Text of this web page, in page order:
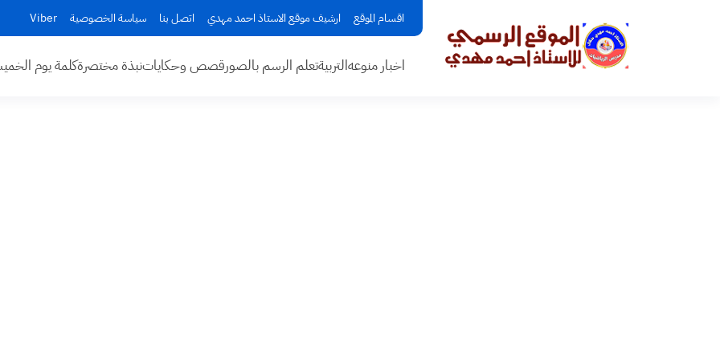
اقسام الموقع ارشيف موقع الاستاذ احمد مهدي اتصل بنا سياسة الخصوصية Viber
اخبار منوعهالتربيةتعلم الرسم بالصورقصص وحكاياتنبذة مختصرةكلمة يوم